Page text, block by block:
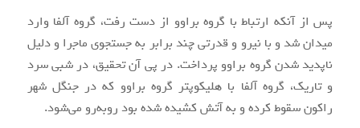
پس از آنکه ارتباط با گروه براوو از دست رفت، گروه آلفا وارد
میدان شد و با نیرو و قدرتی چند برابر به جستجوی ماجرا و دلیل
ناپدید شدن گروه براوو پرداخت. در پی آن تحقیق، در شبی سرد
و تاریک، گروه آلفا با هلیکوپتر گروه براوو که در جنگل شهر
راکون سقوط کرده و به آتش کشیده شده بود روبه‌رو می‌شود.